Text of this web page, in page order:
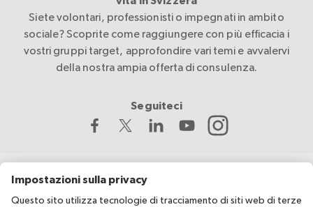
Siete volontari, professionisti o impegnati in ambito
sociale? Scoprite come raggiungere con più efficacia i
vostri gruppi target, approfondire vari temi e avvalervi
della nostra ampia offerta di consulenza.
Seguiteci